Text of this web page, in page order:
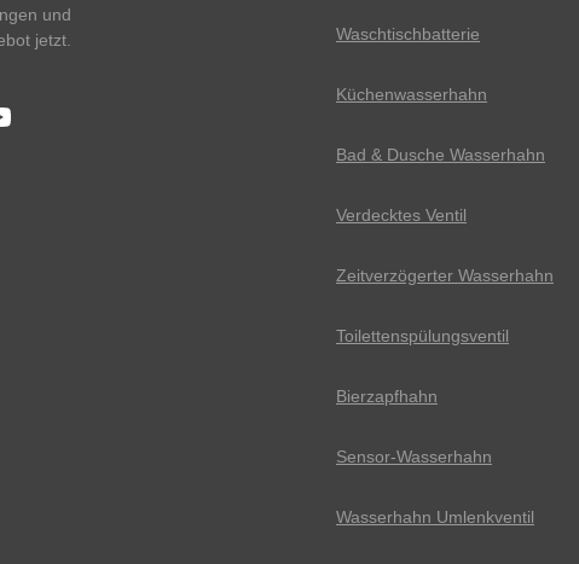
und
jetzt.
Waschtischbatterie
Küchenwasserhahn
Bad & Dusche Wasserhahn
Verdecktes Ventil
Zeitverzögerter Wasserhahn
Toilettenspülungsventil
Bierzapfhahn
Sensor-Wasserhahn
Wasserhahn Umlenkventil